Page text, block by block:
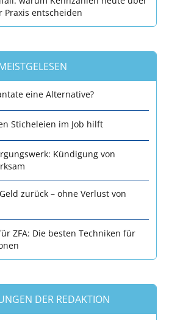
entscheiden
eine Alternative?
Sticheleien im Job hilft
Kündigung von
zurück – ohne Verlust von
ZFA: Die besten Techniken für
DER REDAKTION